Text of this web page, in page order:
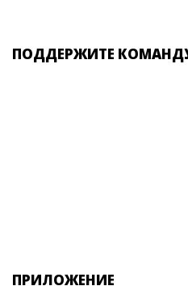
ПОДДЕРЖИТЕ КОМАНДУ
ПРИЛОЖЕНИЕ